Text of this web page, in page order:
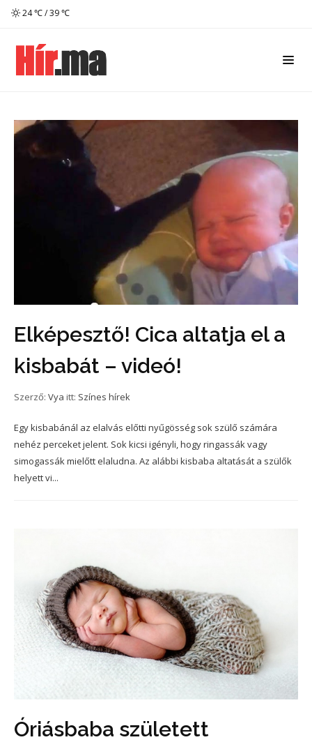
24 ℃ / 39 ℃
Elképesztő! Cica altatja el a
kisbabát – videó!
Szerző: Vya itt: Színes hírek
Egy kisbabánál az elalvás előtti nyűgösség sok szülő számára
nehéz perceket jelent. Sok kicsi igényli, hogy ringassák vagy
simogassák mielőtt elaludna. Az alábbi kisbaba altatását a szülők
helyett vi...
Óriásbaba született